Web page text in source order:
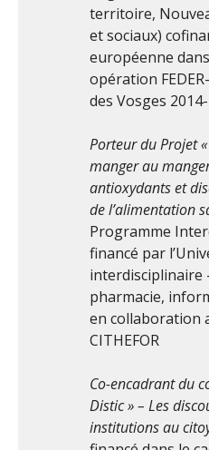
territoire,
et sociaux)
européenne
opération
des Vosges
Porteur du Projet
manger au
antioxydants et
de l’alimentation
Programme
financé par
interdisciplinaire
pharmacie,
en collaboration
CITHEFOR
Co-encadrant du
Distic » – Les
institutions au